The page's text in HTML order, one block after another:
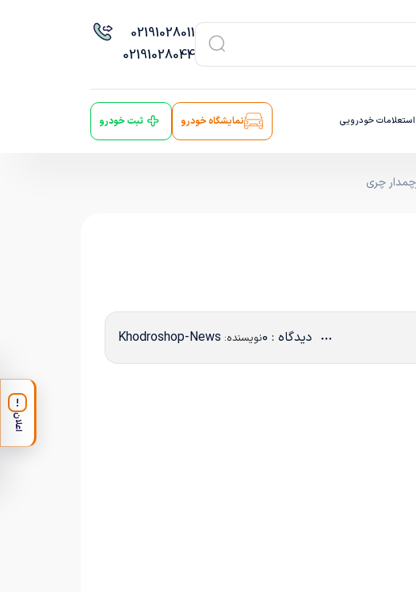
02191028011
02191028044
استعلامات خودرویی نمایشگاه خودرو ثبت خودرو
دیدگاه : 0 نویسنده: Khodroshop-News
!
اعلان